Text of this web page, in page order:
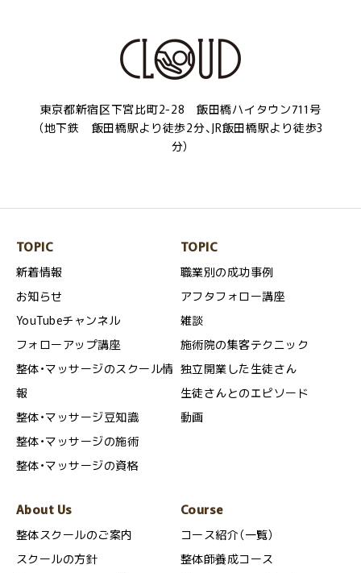
東京都新宿区下宮比町2-28 飯田橋ハイタウン711号
（地下鉄 飯田橋駅より徒歩2分、JR飯田橋駅より徒歩3
分）
TOPIC
新着情報
お知らせ
YouTubeチャンネル
フォローアップ講座
整体・マッサージのスクール情
報
整体・マッサージ豆知識
整体・マッサージの施術
整体・マッサージの資格
TOPIC
職業別の成功事例
アフタフォロー講座
雑談
施術院の集客テクニック
独立開業した生徒さん
生徒さんとのエピソード
動画
About Us
整体スクールのご案内
スクールの方針
Course
コース紹介（一覧）
整体師養成コース